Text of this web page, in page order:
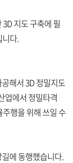
지도 구축에 필
다.
해서 3D 정밀지도
업에서 정밀타격
행을 위해 쓰일 수
에 동행했습니다.